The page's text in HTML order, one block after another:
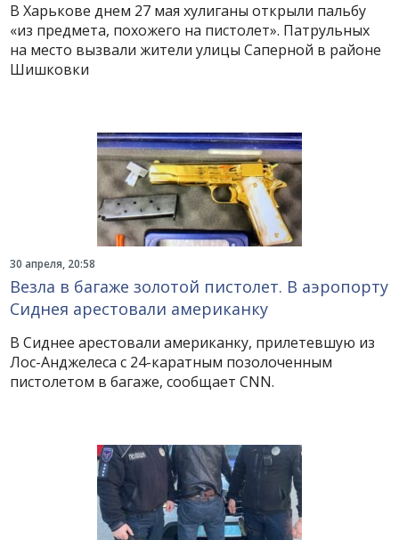
В Харькове днем 27 мая хулиганы открыли пальбу
«из предмета, похожего на пистолет». Патрульных
на место вызвали жители улицы Саперной в районе
Шишковки
30 апреля, 20:58
Везла в багаже золотой пистолет. В аэропорту
Сиднея арестовали американку
В Сиднее арестовали американку, прилетевшую из
Лос-Анджелеса с 24-каратным позолоченным
пистолетом в багаже, сообщает CNN.